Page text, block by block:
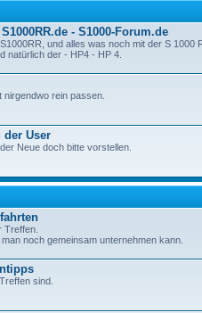
- S1000-Forum.de
und alles was noch mit der S 1000
natürlich der - HP4 - HP 4.
nirgendwo rein passen.
der User
Neue doch bitte vorstellen.
Treffen.
noch gemeinsam unternehmen kann.
sind.